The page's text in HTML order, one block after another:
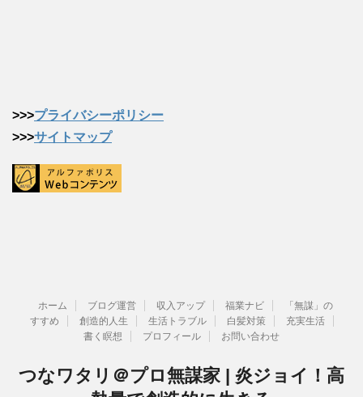
>>>プライバシーポリシー
>>>サイトマップ
ホーム ブログ運営 収入アップ 福業ナビ
「無謀」の
すすめ
創造的人生 生活トラブル 白髪対策
充実生活
書く瞑想
プロフィール お問い合わせ
つなワタリ＠プロ無謀家 | 炎ジョイ！高